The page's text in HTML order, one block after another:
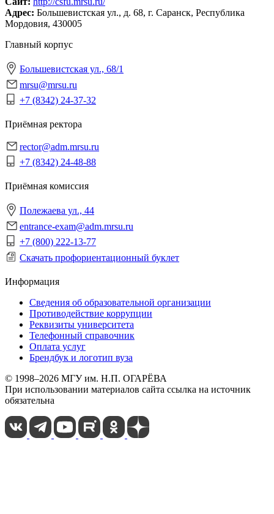
Адрес: Большевистская ул., д. 68, г. Саранск, Республика
Мордовия, 430005
Главный корпус
Большевистская ул., 68/1
mrsu@mrsu.ru
+7 (8342) 24-37-32
Приёмная ректора
rector@adm.mrsu.ru
+7 (8342) 24-48-88
Приёмная комиссия
Полежаева ул., 44
entrance-exam@adm.mrsu.ru
+7 (800) 222-13-77
Скачать профориентационный буклет
Информация
Сведения об образовательной организации
Противодействие коррупции
Реквизиты университета
Телефонный справочник
Оплата услуг
Брендбук и логотип вуза
© 1998–2026 МГУ им. Н.П. ОГАРЁВА
При использовании материалов сайта ссылка на источник
обязательна